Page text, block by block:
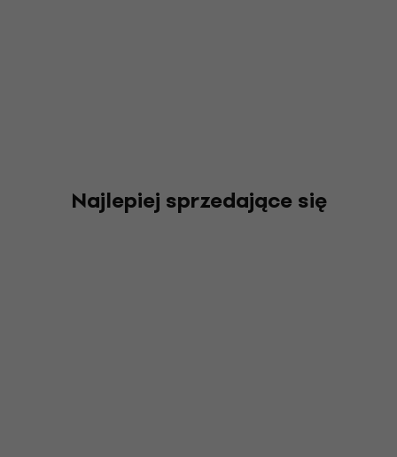
Najlepiej sprzedające się